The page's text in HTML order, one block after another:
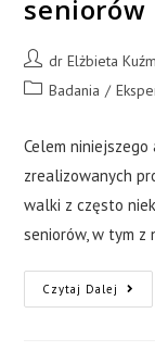
seniorów
dr Elżbieta
Badania /
Celem
zrealizowanych
walki z często
seniorów, w tym z
Czytaj Dalej